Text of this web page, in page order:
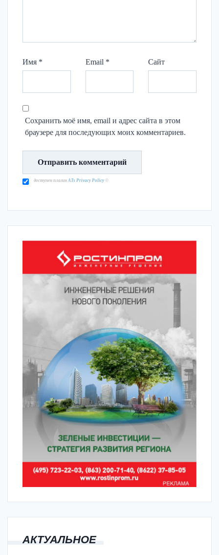
АКТУАЛЬНОЕ
Имя * Email * Сайт
Сохранить моё имя, email и адрес сайта в этом
браузере для последующих моих комментариев.
доступен плагин ATs Privacy Policy ©